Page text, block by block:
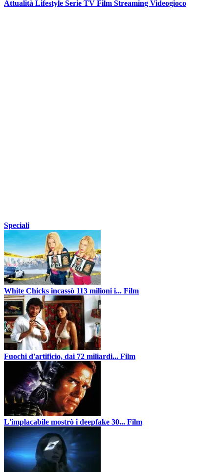
Attualità Lifestyle Serie TV Film Streaming Videogioco
Speciali
White Chicks incassò 113 milioni i... Film
Fuochi d'artificio, dai 72 miliardi... Film
L'implacabile mostrò i deepfake 30... Film